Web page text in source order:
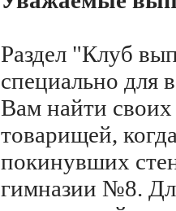
Раздел "Клуб
специально для
Вам найти
товарищей,
покинувших
гимназии №8.